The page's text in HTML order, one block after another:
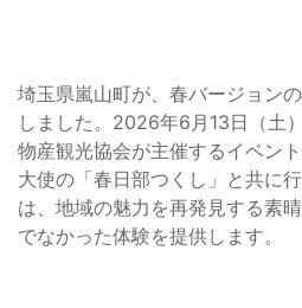
埼玉県嵐山町が、春バージョン
しました。2026年6月13日（土
物産観光協会が主催するイベン
大使の「春日部つくし」と共に
は、地域の魅力を再発見する素
でなかった体験を提供します。